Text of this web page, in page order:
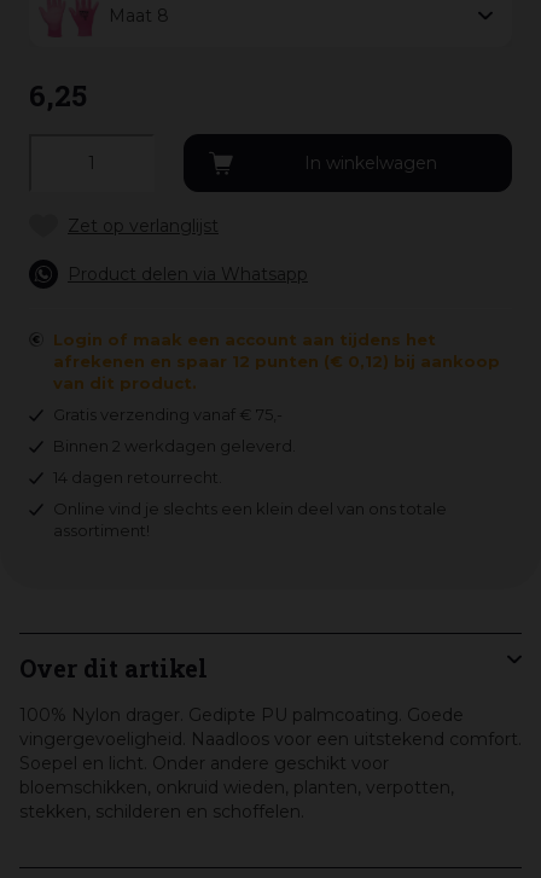
Maat 8
6,25
Product delen via Whatsapp
Login of maak een account aan tijdens het
afrekenen en spaar 12 punten (€ 0,12) bij aankoop
van dit product.
Gratis verzending vanaf € 75,-
Binnen 2 werkdagen geleverd.
14 dagen retourrecht.
Online vind je slechts een klein deel van ons totale
assortiment!
Over dit artikel
100% Nylon drager. Gedipte PU palmcoating. Goede
vingergevoeligheid. Naadloos voor een uitstekend comfort.
Soepel en licht. Onder andere geschikt voor
bloemschikken, onkruid wieden, planten, verpotten,
stekken, schilderen en schoffelen.